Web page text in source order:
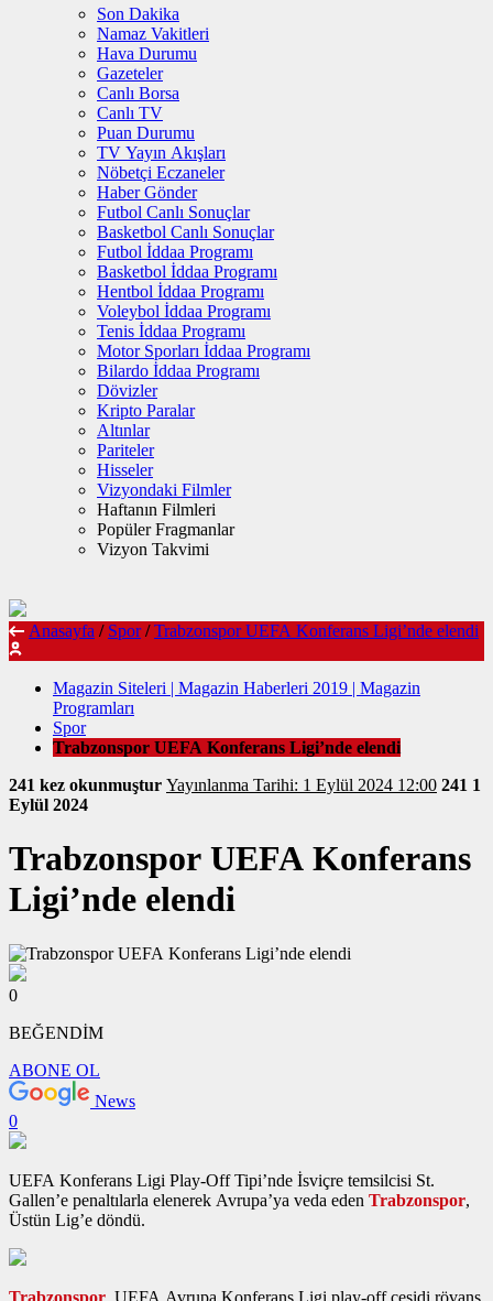
Son Dakika
Namaz Vakitleri
Hava Durumu
Gazeteler
Canlı Borsa
Canlı TV
Puan Durumu
TV Yayın Akışları
Nöbetçi Eczaneler
Haber Gönder
Futbol Canlı Sonuçlar
Basketbol Canlı Sonuçlar
Futbol İddaa Programı
Basketbol İddaa Programı
Hentbol İddaa Programı
Voleybol İddaa Programı
Tenis İddaa Programı
Motor Sporları İddaa Programı
Bilardo İddaa Programı
Dövizler
Kripto Paralar
Altınlar
Pariteler
Hisseler
Vizyondaki Filmler
Haftanın Filmleri
Popüler Fragmanlar
Vizyon Takvimi
Anasayfa / Spor / Trabzonspor UEFA Konferans Ligi’nde elendi
Magazin Siteleri | Magazin Haberleri 2019 | Magazin
Programları
Spor
Trabzonspor UEFA Konferans Ligi’nde elendi
241 kez okunmuştur
Yayınlanma Tarihi: 1 Eylül 2024 12:00 241 1
Eylül 2024
Trabzonspor UEFA Konferans
Ligi’nde elendi
0
BEĞENDİM
ABONE OL
News
0
UEFA Konferans Ligi Play-Off Tipi’nde İsviçre temsilcisi St.
Gallen’e penaltılarla elenerek Avrupa’ya veda eden Trabzonspor,
Üstün Lig’e döndü.
Trabzonspor , UEFA Avrupa Konferans Ligi play-off çeşidi rövanş